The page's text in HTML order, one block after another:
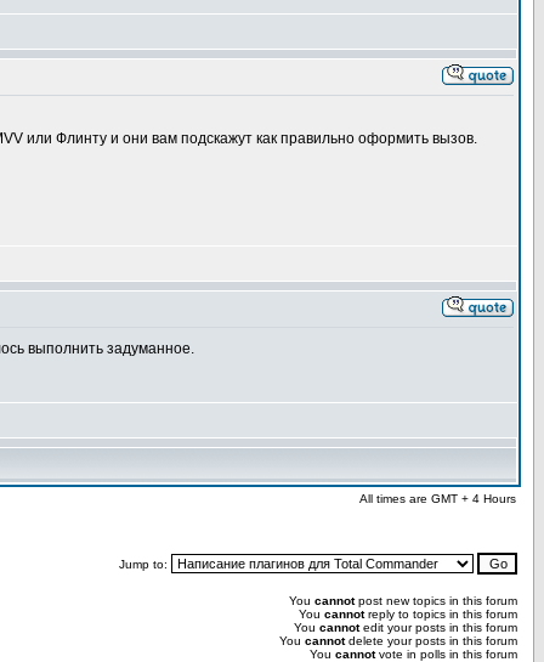
или Флинту и они вам подскажут как правильно оформить вызов.
выполнить задуманное.
All times are GMT + 4 Hours
Jump to:
You cannotpost new topics in this forum
You cannotreply to topics in this forum
You cannotedit your posts in this forum
You cannotdelete your posts in this forum
You cannotvote in polls in this forum